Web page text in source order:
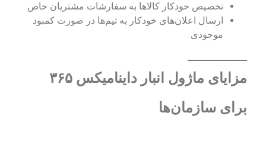
تخصیص خودکار کالاها به سفارشات مشتریان خاص
ارسال اعلان‌های خودکار به تیم‌ها در صورت کمبود
موجودی
مزایای ماژول انبار داینامیکس ۳۶۵
برای سازمان‌ها